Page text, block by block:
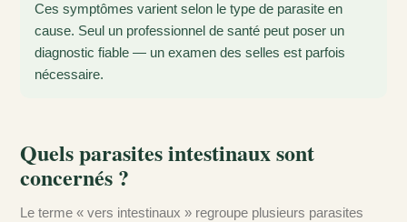
Ces symptômes varient selon le type de parasite en
cause. Seul un professionnel de santé peut poser un
diagnostic fiable — un examen des selles est parfois
nécessaire.
Quels parasites intestinaux sont
concernés ?
Le terme « vers intestinaux » regroupe plusieurs parasites